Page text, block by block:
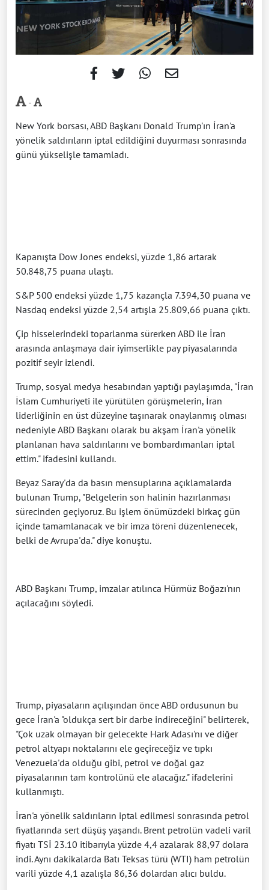
-
New York borsası, ABD Başkanı Donald Trump'ın İran'a
yönelik saldırıların iptal edildiğini duyurması sonrasında
günü yükselişle tamamladı.
Kapanışta Dow Jones endeksi, yüzde 1,86 artarak
50.848,75 puana ulaştı.
S&P 500 endeksi yüzde 1,75 kazançla 7.394,30 puana ve
Nasdaq endeksi yüzde 2,54 artışla 25.809,66 puana çıktı.
Çip hisselerindeki toparlanma sürerken ABD ile İran
arasında anlaşmaya dair iyimserlikle pay piyasalarında
pozitif seyir izlendi.
Trump, sosyal medya hesabından yaptığı paylaşımda, "İran
İslam Cumhuriyeti ile yürütülen görüşmelerin, İran
liderliğinin en üst düzeyine taşınarak onaylanmış olması
nedeniyle ABD Başkanı olarak bu akşam İran'a yönelik
planlanan hava saldırılarını ve bombardımanları iptal
ettim." ifadesini kullandı.
Beyaz Saray'da da basın mensuplarına açıklamalarda
bulunan Trump, "Belgelerin son halinin hazırlanması
sürecinden geçiyoruz. Bu işlem önümüzdeki birkaç gün
içinde tamamlanacak ve bir imza töreni düzenlenecek,
belki de Avrupa'da." diye konuştu.
ABD Başkanı Trump, imzalar atılınca Hürmüz Boğazı'nın
açılacağını söyledi.
Trump, piyasaların açılışından önce ABD ordusunun bu
gece İran'a "oldukça sert bir darbe indireceğini" belirterek,
"Çok uzak olmayan bir gelecekte Hark Adası'nı ve diğer
petrol altyapı noktalarını ele geçireceğiz ve tıpkı
Venezuela'da olduğu gibi, petrol ve doğal gaz
piyasalarının tam kontrolünü ele alacağız." ifadelerini
kullanmıştı.
İran'a yönelik saldırıların iptal edilmesi sonrasında petrol
fiyatlarında sert düşüş yaşandı. Brent petrolün vadeli varil
fiyatı TSİ 23.10 itibarıyla yüzde 4,4 azalarak 88,97 dolara
indi. Aynı dakikalarda Batı Teksas türü (WTI) ham petrolün
varili yüzde 4,1 azalışla 86,36 dolardan alıcı buldu.